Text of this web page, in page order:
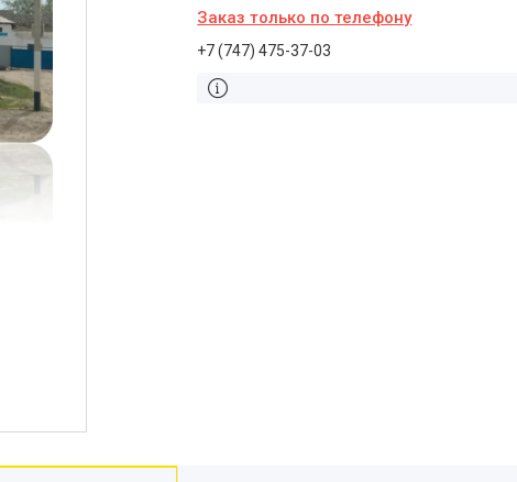
Заказ только по телефону
+7 (747) 475-37-03